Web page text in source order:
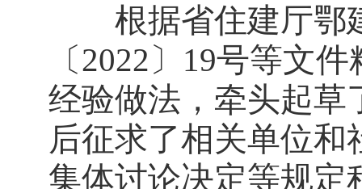
根据省住建厅鄂建
〔2022〕19号等文
经验做法，牵头起草
后征求了相关单位
集体讨论决定等规定